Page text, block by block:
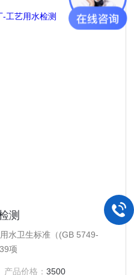
测
水卫生标准（(GB 5749-
项
产品价格： 3500